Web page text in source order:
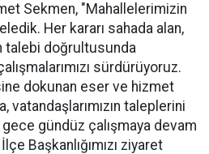
Sekmen, "Mahallelerimizin
Her kararı sahada alan,
talebi doğrultusunda
sürdürüyoruz.
dokunan eser ve hizmet
vatandaşlarımızın taleplerini
gündüz çalışmaya devam
Başkanlığımızı ziyaret